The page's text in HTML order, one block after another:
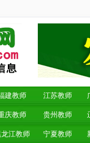
建教师 江苏教师
庆教师 贵州教师
江教师 宁夏教师